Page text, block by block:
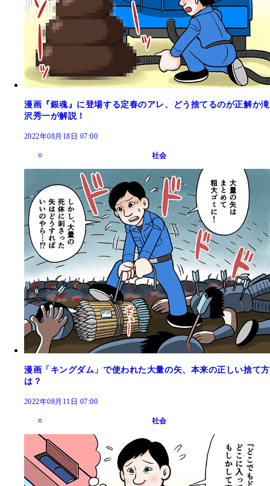
漫画『銀魂』に登場する定春のアレ、どう捨てるのが正解か滝
沢秀一が解説！
2022年08月18日 07:00
社会
漫画「キングダム」で使われた大量の矢、本来の正しい捨て方
は？
2022年08月11日 07:00
社会